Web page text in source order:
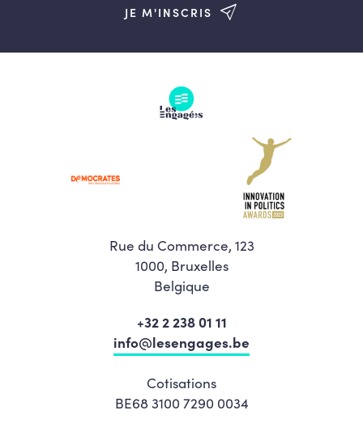
JE M'INSCRIS
Rue du Commerce, 123
1000, Bruxelles
Belgique
+32 2 238 01 11
info@lesengages.be
Cotisations
BE68 3100 7290 0034